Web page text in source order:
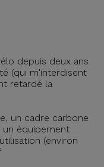
depuis deux ans
(qui m'interdisent
retardé la
un cadre carbone
équipement
(environ